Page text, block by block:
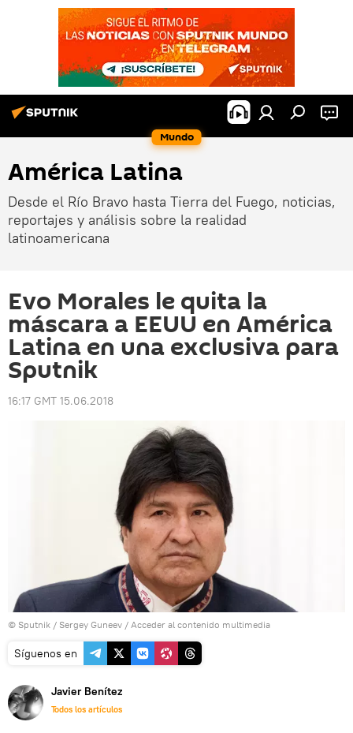
Mundo
América Latina
Desde el Río Bravo hasta Tierra del Fuego, noticias,
reportajes y análisis sobre la realidad
latinoamericana
Evo Morales le quita la
máscara a EEUU en América
Latina en una exclusiva para
Sputnik
16:17 GMT 15.06.2018
© Sputnik / Sergey Guneev / Acceder al contenido multimedia
Síguenos en
Javier Benítez
Todos los artículos